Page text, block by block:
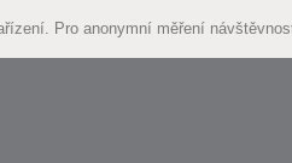
Pro anonymní měření